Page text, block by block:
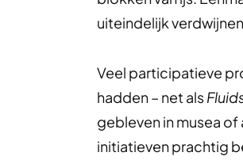
uiteindelijk
Veel participatieve
hadden – net als
gebleven in musea
initiatieven prachtig